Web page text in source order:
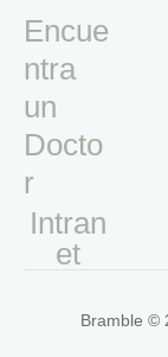
Encue
ntra
un
Docto
r
Intran
Et
Bramble ©